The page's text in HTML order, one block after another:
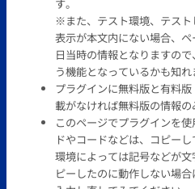
す。
※また、テスト環境、テス
表示が本文内にない場合、
日当時の情報となりますの
う機能となっているかも知れ
プラグインに無料版と有料
載がなければ無料版の情報
このページでプラグインを
ドやコードなどは、コピー
環境によっては記号などが
ピーしたのに動作しない場